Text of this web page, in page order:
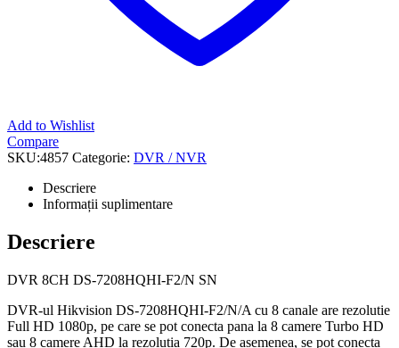
Add to Wishlist
Compare
SKU:4857 Categorie: DVR / NVR
Descriere
Informații suplimentare
Descriere
DVR 8CH DS-7208HQHI-F2/N SN
DVR-ul Hikvision DS-7208HQHI-F2/N/A cu 8 canale are rezolutie
Full HD 1080p, pe care se pot conecta pana la 8 camere Turbo HD
sau 8 camere AHD la rezolutia 720p. De asemenea, se pot conecta